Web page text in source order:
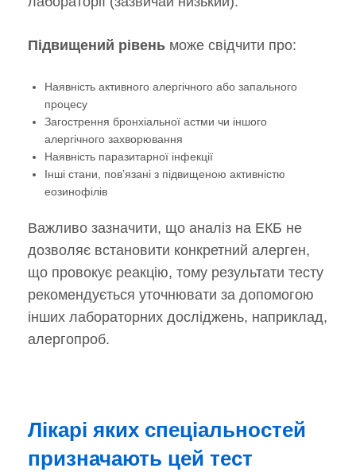
Підвищений рівень може свідчити про:
Наявність активного алергічного або запального
процесу
Загострення бронхіальної астми чи іншого
алергічного захворювання
Наявність паразитарної інфекції
Інші стани, пов’язані з підвищеною активністю
еозинофілів
Важливо зазначити, що аналіз на ЕКБ не
дозволяє встановити конкретний алерген,
що провокує реакцію, тому результати тесту
рекомендується уточнювати за допомогою
інших лабораторних досліджень, наприклад,
алергопроб.
Лікарі яких спеціальностей
призначають цей тест